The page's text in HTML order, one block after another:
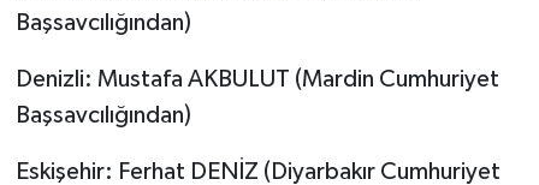
Başsavcılığından)
Denizli: Mustafa AKBULUT (Mardin Cumhuriyet
Başsavcılığından)
Eskişehir: Ferhat DENİZ (Diyarbakır Cumhuriyet